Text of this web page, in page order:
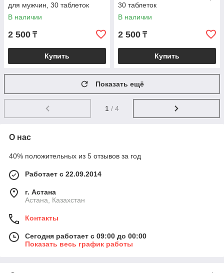
для мужчин, 30 таблеток
В наличии
2 500 ₸
Купить
30 таблеток
В наличии
2 500 ₸
Купить
Показать ещё
1 / 4
О нас
40% положительных из 5 отзывов за год
Работает с 22.09.2014
г. Астана
Астана, Казахстан
Контакты
Сегодня работает с 09:00 до 00:00
Показать весь график работы